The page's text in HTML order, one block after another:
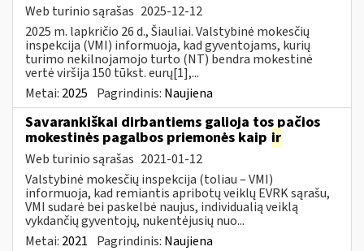
Web turinio sąrašas 2025-12-12
2025 m. lapkričio 26 d., Šiauliai. Valstybinė mokesčių
inspekcija (VMI) informuoja, kad gyventojams, kurių
turimo nekilnojamojo turto (NT) bendra mokestinė
vertė viršija 150 tūkst. eurų[1],...
Metai: 2025 Pagrindinis: Naujiena
Savarankiškai dirbantiems galioja tos pačios
mokestinės pagalbos priemonės kaip ir
Web turinio sąrašas 2021-01-12
Valstybinė mokesčių inspekcija (toliau – VMI)
informuoja, kad remiantis apribotų veiklų EVRK sąrašu,
VMI sudarė bei paskelbė naujus, individualią veiklą
vykdančių gyventojų, nukentėjusių nuo...
Metai: 2021 Pagrindinis: Naujiena